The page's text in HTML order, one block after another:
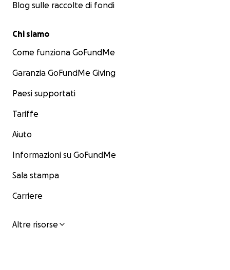
Blog sulle raccolte di fondi
Chi siamo
Come funziona GoFundMe
Garanzia GoFundMe Giving
Paesi supportati
Tariffe
Aiuto
Informazioni su GoFundMe
Sala stampa
Carriere
Altre risorse